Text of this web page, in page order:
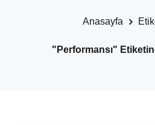
Anasayfa
"Performansı"